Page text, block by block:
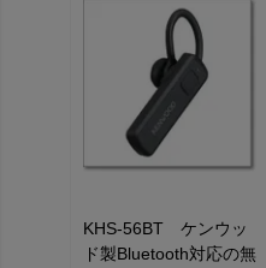
KHS-56BT ケンウッ
ド製Bluetooth対応の無